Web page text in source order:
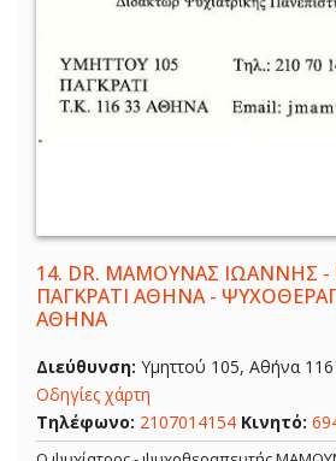
14. DR. ΜΑΜΟΥΝΑΣ ΙΩΑΝΝΗΣ -
ΠΑΓΚΡΑΤΙ ΑΘΗΝΑ -
ΑΘΗΝΑ
Διεύθυνση: Υμηττού 105, Αθήνα 116
Οδηγίες χάρτη
Τηλέφωνο: 2107014154 Κινητό: